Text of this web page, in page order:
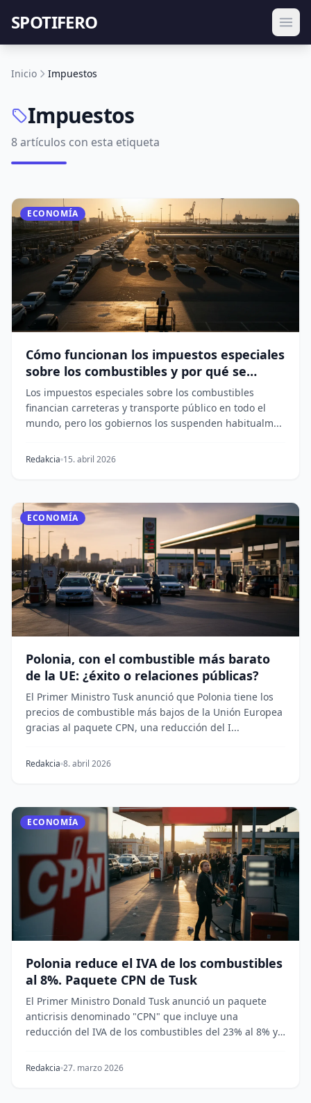
SPOTIFERO
Inicio Impuestos
Impuestos
8 artículos con esta etiqueta
ECONOMÍA
Cómo funcionan los impuestos especiales
sobre los combustibles y por qué se
suspenden
Los impuestos especiales sobre los combustibles
financian carreteras y transporte público en todo el
mundo, pero los gobiernos los suspenden habitualm...
Redakcia 15. abril 2026
ECONOMÍA
Polonia, con el combustible más barato
de la UE: ¿éxito o relaciones públicas?
El Primer Ministro Tusk anunció que Polonia tiene los
precios de combustible más bajos de la Unión Europea
gracias al paquete CPN, una reducción del I...
Redakcia 8. abril 2026
ECONOMÍA
Polonia reduce el IVA de los combustibles
al 8%. Paquete CPN de Tusk
El Primer Ministro Donald Tusk anunció un paquete
anticrisis denominado "CPN" que incluye una
reducción del IVA de los combustibles del 23% al 8% y
Redakcia 27. marzo 2026